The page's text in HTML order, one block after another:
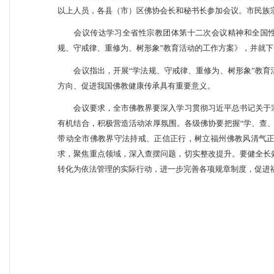
以上人员，各县（市）区佛协会长和秘书长参加会议。市民族
会议传达学习全省性宗教团体第十二次会议精神和全国
规、守戒律、重修为、树形象”教育活动的工作方案》，并就下
会议指出，开展“学法规、守戒律、重修为、树形象”教育
方向、促进我国佛教健康传承具有重要意义。
会议要求，全市佛教界要深入学习贯彻习近平总书记关
有机结合，积极营造活动浓厚氛围。各级佛协要把握“学、查
带动全市佛教界守法持戒、正信正行，树立福州佛教风清气
求，聚焦重点领域，深入查摆问题，切实整改提升。要健全
转化为依法管理的实际行动，进一步完善各项规章制度，促进